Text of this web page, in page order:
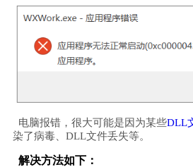
电脑报错，很大可能是因为某些DLL
染了病毒、DLL文件丢失等。
解决方法如下：